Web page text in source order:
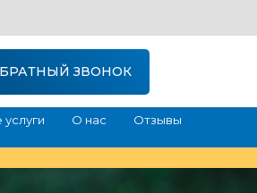
ЗВОНОК
О нас
Отзывы